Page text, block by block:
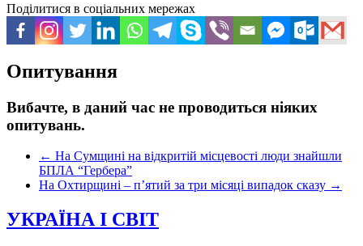
Поділитися в соціальних мережах
Опитування
Вибачте, в даний час не проводиться ніяких
опитувань.
← На Сумщині на відкритій місцевості люди знайшли
БПЛА “Гербера”
На Охтирщині – п’ятий за три місяці випадок сказу →
УКРАЇНА І СВІТ